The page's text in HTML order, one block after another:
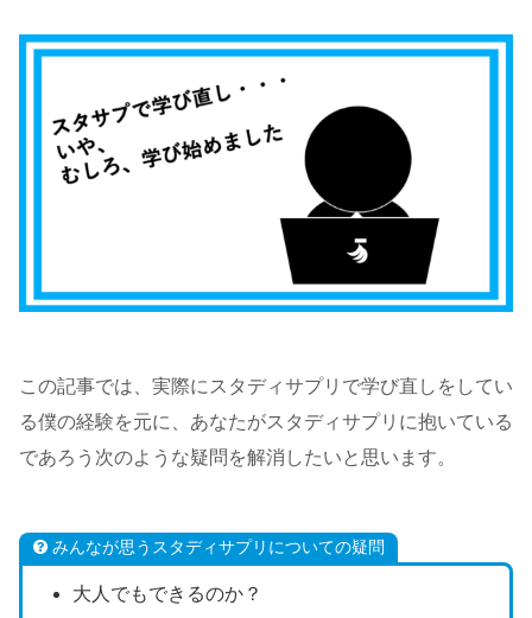
この記事では、実際にスタディサプリで学び直しをしてい
る僕の経験を元に、あなたがスタディサプリに抱いている
であろう次のような疑問を解消したいと思います。
みんなが思うスタディサプリについての疑問
大人でもできるのか？